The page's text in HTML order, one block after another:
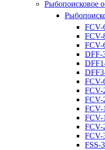
Рыбопоисковое
FCV-
FCV-
FCV-
DFF-
FCV-
FCV-
FCV-
FCV-
FCV-
FCV-
FCV-
FSS-